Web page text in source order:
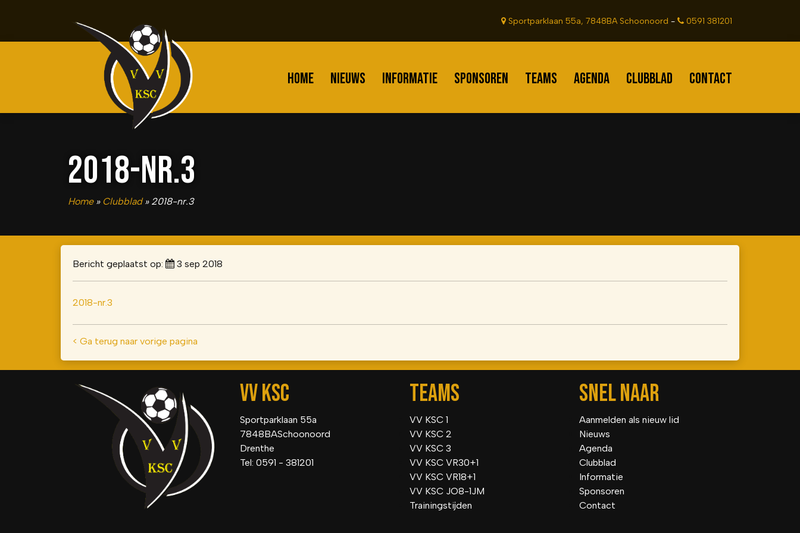
Sportparklaan 55a, 7848BA Schoonoord - 0591 381201
HOME NIEUWS INFORMATIE SPONSOREN TEAMS AGENDA CLUBBLAD CONTACT
2018-NR.3
Home» Clubblad» 2018-nr.3
Bericht geplaatst op: 3 sep 2018
2018-nr.3
< Ga terug naar vorige pagina
VV KSC
Sportparklaan 55a
7848BASchoonoord
Drenthe
Tel: 0591 - 381201
TEAMS
VV KSC 1
VV KSC 2
VV KSC 3
VV KSC VR30+1
VV KSC VR18+1
VV KSC JO8-1JM
Trainingstijden
SNEL NAAR
Aanmelden als nieuw lid
Nieuws
Agenda
Clubblad
Informatie
Sponsoren
Contact